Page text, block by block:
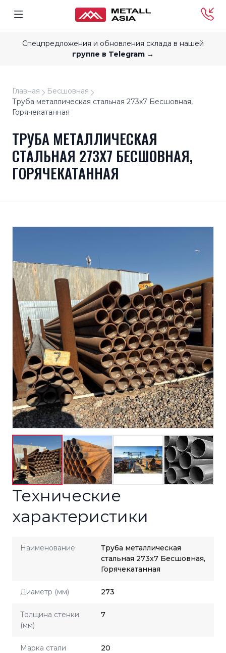
Спецпредложения и обновления склада в нашей
группе в Telegram →
Главная
Бесшовная
Труба металлическая стальная 273x7 Бесшовная,
Горячекатанная
ТРУБА МЕТАЛЛИЧЕСКАЯ
СТАЛЬНАЯ 273X7 БЕСШОВНАЯ,
ГОРЯЧЕКАТАННАЯ
Технические
характеристики
Наименование
Труба металлическая
стальная 273x7 Бесшовная,
Горячекатанная
Диаметр (мм) 273
Толщина стенки
(мм)
7
Марка стали 20